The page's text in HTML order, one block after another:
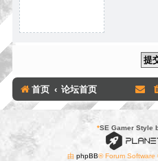
首页 论坛首页
*SE Gamer Style
由 phpBB® Forum Software